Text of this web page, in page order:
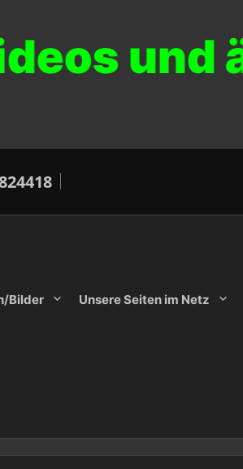
und
Bilder Unsere Seiten im Netz